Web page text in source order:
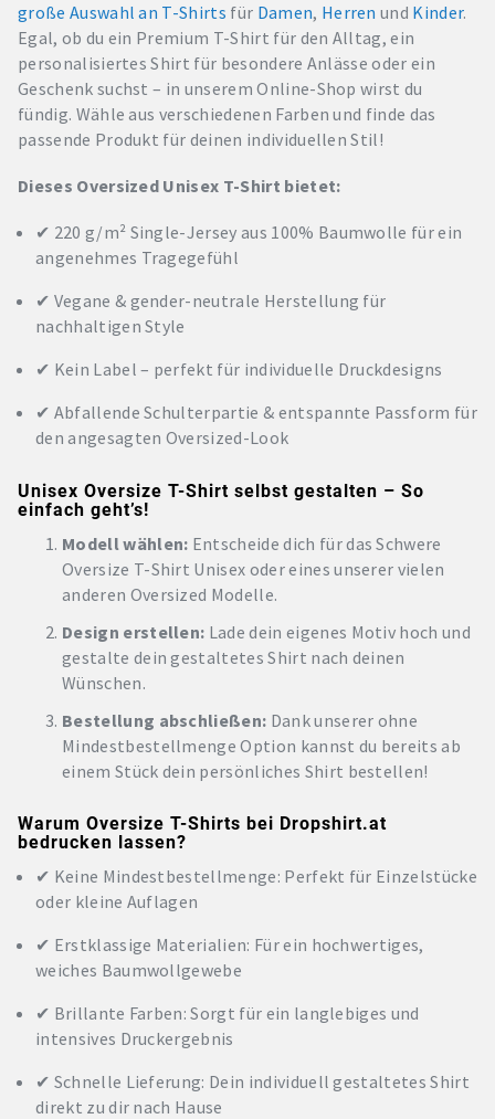
große Auswahl an T-Shirts für Damen, Herren und Kinder.
Egal, ob du ein Premium T-Shirt für den Alltag, ein
personalisiertes Shirt für besondere Anlässe oder ein
Geschenk suchst – in unserem Online-Shop wirst du
fündig. Wähle aus verschiedenen Farben und finde das
passende Produkt für deinen individuellen Stil!
Dieses Oversized Unisex T-Shirt bietet:
✔ 220 g/m² Single-Jersey aus 100% Baumwolle für ein
angenehmes Tragegefühl
✔ Vegane & gender-neutrale Herstellung für
nachhaltigen Style
✔ Kein Label – perfekt für individuelle Druckdesigns
✔ Abfallende Schulterpartie & entspannte Passform für
den angesagten Oversized-Look
Unisex Oversize T-Shirt selbst gestalten – So
einfach geht’s!
Modell wählen: Entscheide dich für das Schwere
Oversize T-Shirt Unisex oder eines unserer vielen
anderen Oversized Modelle.
Design erstellen: Lade dein eigenes Motiv hoch und
gestalte dein gestaltetes Shirt nach deinen
Wünschen.
Bestellung abschließen: Dank unserer ohne
Mindestbestellmenge Option kannst du bereits ab
einem Stück dein persönliches Shirt bestellen!
Warum Oversize T-Shirts bei Dropshirt.at
bedrucken lassen?
✔ Keine Mindestbestellmenge: Perfekt für Einzelstücke
oder kleine Auflagen
✔ Erstklassige Materialien: Für ein hochwertiges,
weiches Baumwollgewebe
✔ Brillante Farben: Sorgt für ein langlebiges und
intensives Druckergebnis
✔ Schnelle Lieferung: Dein individuell gestaltetes Shirt
direkt zu dir nach Hause